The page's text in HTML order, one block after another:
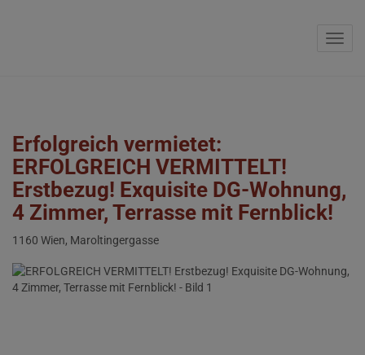
Erfolgreich vermietet:
ERFOLGREICH VERMITTELT!
Erstbezug! Exquisite DG-Wohnung,
4 Zimmer, Terrasse mit Fernblick!
1160 Wien, Maroltingergasse